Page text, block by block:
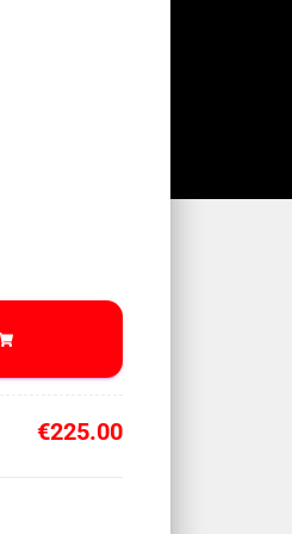
€225.00